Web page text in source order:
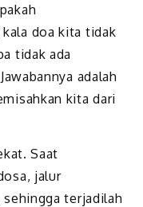
kala doa kita tidak
tidak ada
adalah
kita dari
Saat
jalur
terjadilah